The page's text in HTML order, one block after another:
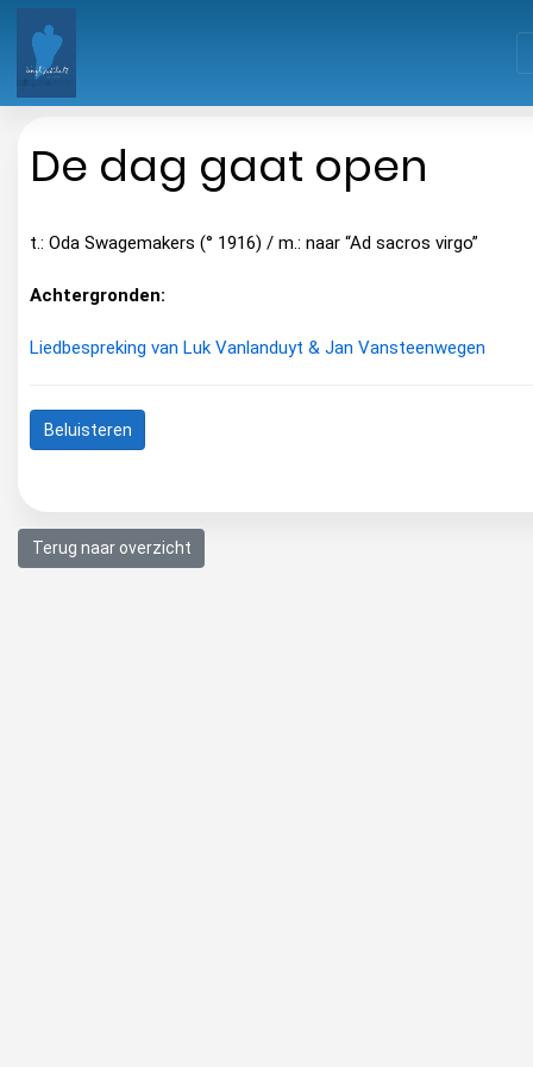
De dag gaat open
t.: Oda Swagemakers (° 1916) / m.: naar “Ad sacros virgo”
Achtergronden:
Liedbespreking van Luk Vanlanduyt & Jan Vansteenwegen
Beluisteren
Terug naar overzicht